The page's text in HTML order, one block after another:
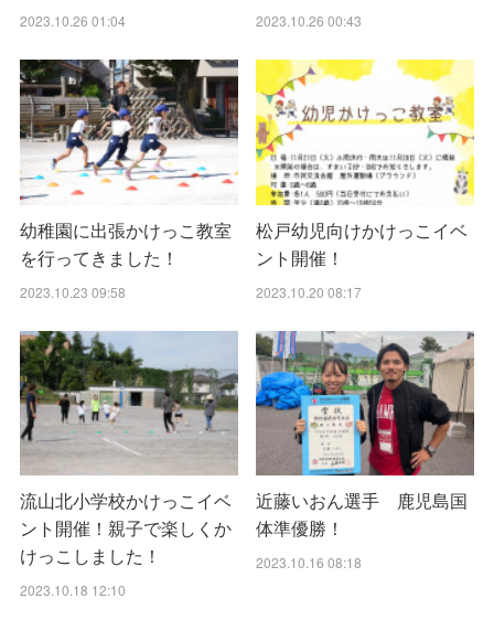
2023.10.26 01:04 2023.10.26 00:43
幼稚園に出張かけっこ教室
を行ってきました！
2023.10.23 09:58
松戸幼児向けかけっこイベ
ント開催！
2023.10.20 08:17
流山北小学校かけっこイベ
ント開催！親子で楽しくか
けっこしました！
2023.10.18 12:10
近藤いおん選手 鹿児島国
体準優勝！
2023.10.16 08:18